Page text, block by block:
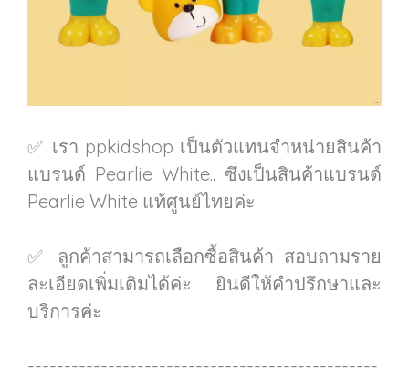
✅ เรา ppkidshop เป็นตัวแทนจำหน่ายสินค้า
แบรนด์ Pearlie White.. ซึ่งเป็นสินค้าแบรนด์
Pearlie White แท้ศูนย์ไทยค่ะ
✅ ลูกค้าสามารถเลือกซื้อสินค้า สอบถามราย
ละเอียดเพิ่มเติมได้ค่ะ ยินดีให้คำปรึกษาและ
บริการค่ะ
------------------------------------------------